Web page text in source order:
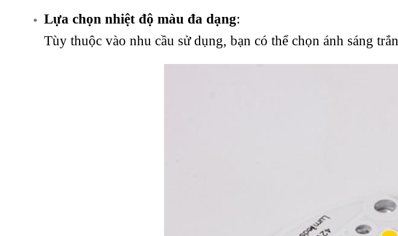
Lựa chọn nhiệt độ màu đa dạng:
Tùy thuộc vào nhu cầu sử dụng, bạn có thể chọn ánh sáng